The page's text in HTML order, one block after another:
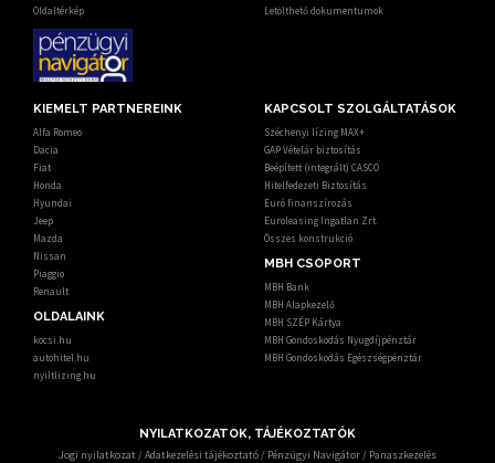
Oldaltérkép
Letölthető dokumentumok
KIEMELT PARTNEREINK
Alfa Romeo
Dacia
Fiat
Honda
Hyundai
Jeep
Mazda
Nissan
Piaggio
Renault
OLDALAINK
kocsi.hu
autohitel.hu
nyiltlizing.hu
KAPCSOLT SZOLGÁLTATÁSOK
Széchenyi lízing MAX+
GAP Vételár biztosítás
Beépített (integrált) CASCO
Hitelfedezeti Biztosítás
Euró finanszírozás
Euroleasing Ingatlan Zrt.
Összes konstrukció
MBH CSOPORT
MBH Bank
MBH Alapkezelő
MBH SZÉP Kártya
MBH Gondoskodás Nyugdíjpénztár
MBH Gondoskodás Egészségpénztár
NYILATKOZATOK, TÁJÉKOZTATÓK
Jogi nyilatkozat /Adatkezelési tájékoztató / Pénzügyi Navigátor / Panaszkezelés